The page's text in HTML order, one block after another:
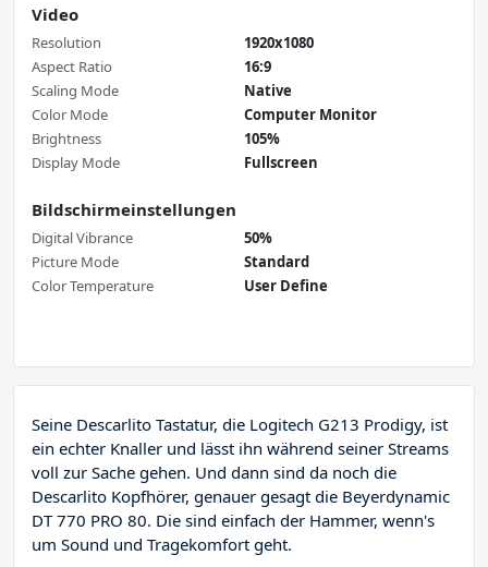
Video
Resolution
1920x1080
Aspect Ratio
16:9
Scaling Mode
Native
Color Mode
Computer Monitor
Brightness
105%
Display Mode
Fullscreen
Bildschirmeinstellungen
Digital Vibrance
50%
Picture Mode
Standard
Color Temperature
User Define
Seine Descarlito Tastatur, die Logitech G213 Prodigy, ist
ein echter Knaller und lässt ihn während seiner Streams
voll zur Sache gehen. Und dann sind da noch die
Descarlito Kopfhörer, genauer gesagt die Beyerdynamic
DT 770 PRO 80. Die sind einfach der Hammer, wenn's
um Sound und Tragekomfort geht.